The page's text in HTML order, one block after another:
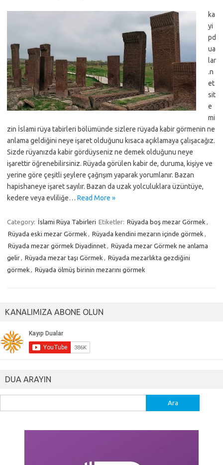
ka
yi
pd
ua
lar
.n
et
sit
e
mi
zin İslami rüya tabirleri bölümünde sizlere rüyada kabir görmenin ne
anlama geldiğini neye işaret olduğunu kısaca açıklamaya çalışacağız.
Sizde rüyanızda kabir gördüyseniz ne demek olduğunu neye
işarettir öğrenebilirsiniz. Rüyada görülen kabir de, duruma, kişiye ve
yerine göre çeşitli şeylere çağrışım yaparak yorumlanır. Bazan
hapishaneye işaret sayılır. Bazan da uzak yolculuklara üzüntüye,
kedere veya evliliğe… Read More »
Category: İslami Rüya Tabirleri Etiketler: Rüyada boş mezar Görmek ,
Rüyada eski mezar Görmek , Rüyada kendini mezarın içinde görmek ,
Rüyada mezar görmek Diyadinnet, Rüyada mezar Görmek ne anlama
gelir, Rüyada mezar taşı Görmek , Rüyada mezarlıkta gezdiğini
görmek , Rüyada ölmüş birinin mezarını görmek
KANALIMIZA ABONE OLUN
DUA ARAYIN